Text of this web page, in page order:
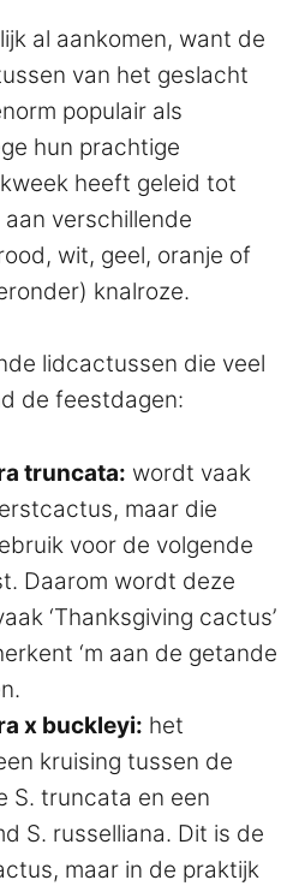
al aankomen, want de
van het geslacht
populair als
hun prachtige
heeft geleid tot
verschillende
wit, geel, oranje of
knalroze.
lidcactussen die veel
de feestdagen:
truncata: wordt vaak
maar die
voor de volgende
Daarom wordt deze
‘Thanksgiving cactus’
‘m aan de getande
x buckleyi: het
kruising tussen de
S. truncata en een
S. russelliana. Dit is de
maar in de praktijk